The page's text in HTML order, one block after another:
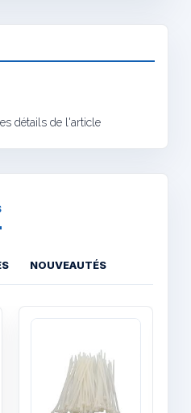
détails de l'article
NOUVEAUTÉS